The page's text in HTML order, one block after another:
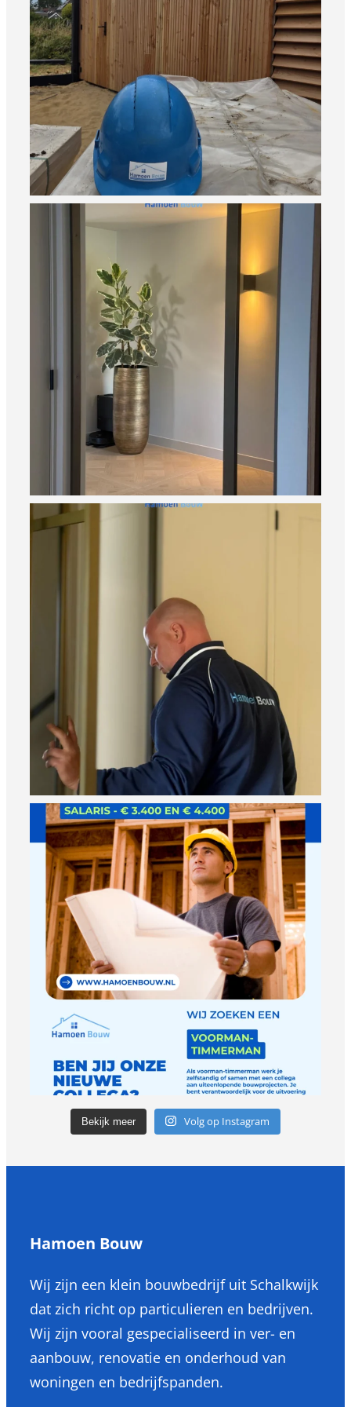
Bekijk meer Volg op Instagram
Hamoen Bouw
Wij zijn een klein bouwbedrijf uit Schalkwijk
dat zich richt op particulieren en bedrijven.
Wij zijn vooral gespecialiseerd in ver- en
aanbouw, renovatie en onderhoud van
woningen en bedrijfspanden.